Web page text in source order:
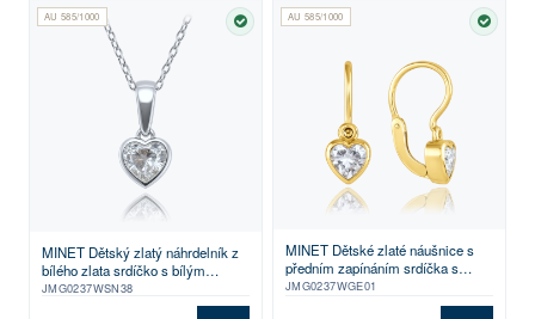
AU 585/1000
SKLADEM
MINET Dětský zlatý náhrdelník z
bílého zlata srdíčko s bílým
zirkonem Au 585/1000 1,85g
JMG0237WSN38
AU 585/1000
MINET Dětské zlaté náušnice s
předním zapínáním srdíčka s
bílými zirkony Au 585/1000 1,15g
JMG0237WGE01